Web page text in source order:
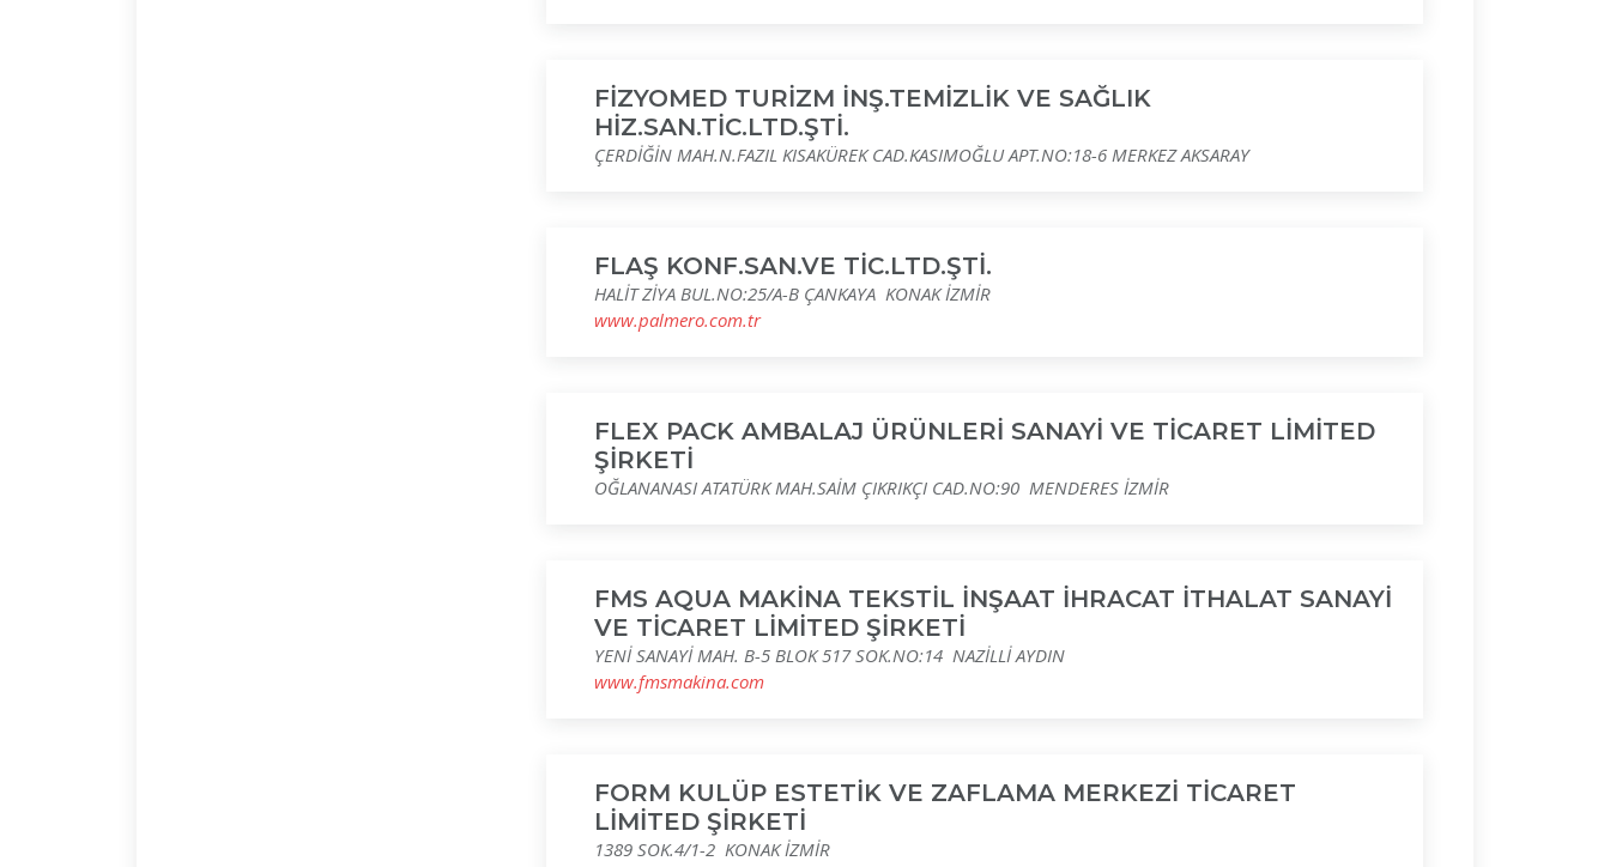
FİZYOMED TURİZM İNŞ.TEMİZLİK VE SAĞLIK
HİZ.SAN.TİC.LTD.ŞTİ.
ÇERDİĞİN MAH.N.FAZIL KISAKÜREK CAD.KASIMOĞLU APT.NO:18-6 MERKEZ AKSARAY
FLAŞ KONF.SAN.VE TİC.LTD.ŞTİ.
HALİT ZİYA BUL.NO:25/A-B ÇANKAYA KONAK İZMİR
www.palmero.com.tr
FLEX PACK AMBALAJ ÜRÜNLERİ SANAYİ VE TİCARET LİMİTED
ŞİRKETİ
OĞLANANASI ATATÜRK MAH.SAİM ÇIKRIKÇI CAD.NO:90 MENDERES İZMİR
FMS AQUA MAKİNA TEKSTİL İNŞAAT İHRACAT İTHALAT SANAYİ
VE TİCARET LİMİTED ŞİRKETİ
YENİ SANAYİ MAH. B-5 BLOK 517 SOK.NO:14 NAZİLLİ AYDIN
www.fmsmakina.com
FORM KULÜP ESTETİK VE ZAFLAMA MERKEZİ TİCARET
LİMİTED ŞİRKETİ
1389 SOK.4/1-2 KONAK İZMİR